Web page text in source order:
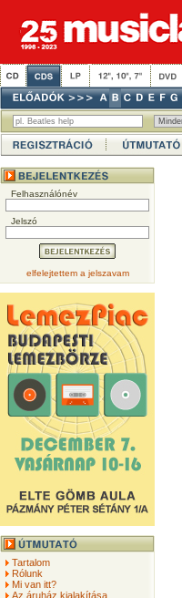
Felhasználónév
Jelszó
elfelejtettem a jelszavam
Tartalom
Rólunk
Mi van itt?
Az áruház kialakítása,